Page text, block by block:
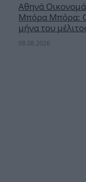
Αθηνά
Μπόρα Μπόρα:
μήνα του
08.08.2026